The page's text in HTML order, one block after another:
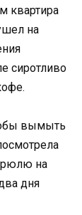
квартира
на
сиротливо
вымыть
на
дня